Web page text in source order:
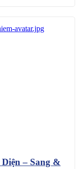
– Sang &